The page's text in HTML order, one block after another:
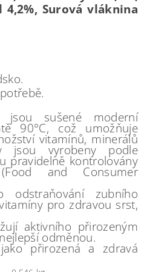
4,2%, Surová vláknina
jsou sušené moderní
90°C, což umožňuje
vitamínů, minerálů
jsou vyrobeny podle
pravidelně kontrolovány
and Consumer
odstraňování zubního
pro zdravou srst,
aktivního přirozeným
odměnou.
přirozená a zdravá